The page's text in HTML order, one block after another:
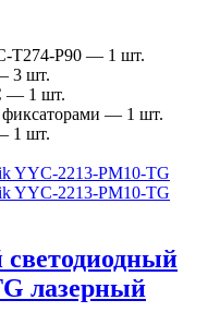
T274-P90 — 1 шт.
3 шт.
— 1 шт.
фиксаторами — 1 шт.
1 шт.
лазерный